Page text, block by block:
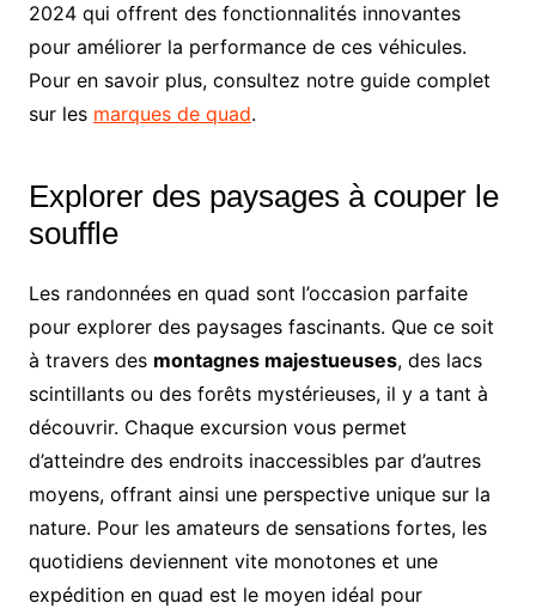
2024 qui offrent des fonctionnalités innovantes
pour améliorer la performance de ces véhicules.
Pour en savoir plus, consultez notre guide complet
sur les marques de quad.
Explorer des paysages à couper le
souffle
Les randonnées en quad sont l’occasion parfaite
pour explorer des paysages fascinants. Que ce soit
à travers des montagnes majestueuses, des lacs
scintillants ou des forêts mystérieuses, il y a tant à
découvrir. Chaque excursion vous permet
d’atteindre des endroits inaccessibles par d’autres
moyens, offrant ainsi une perspective unique sur la
nature. Pour les amateurs de sensations fortes, les
quotidiens deviennent vite monotones et une
expédition en quad est le moyen idéal pour